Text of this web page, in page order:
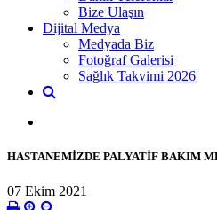
Bize Ulaşın
Dijital Medya
Medyada Biz
Fotoğraf Galerisi
Sağlık Takvimi 2026
HASTANEMİZDE PALYATİF BAKIM
07 Ekim 2021